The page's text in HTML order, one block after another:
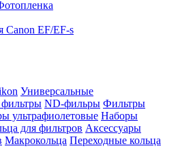
Canon EF/EF-s
Универсальные
ND-фильры Фильтры
ультрафиолетовые Наборы
для фильтров Аксессуары
Макрокольца Переходные кольца